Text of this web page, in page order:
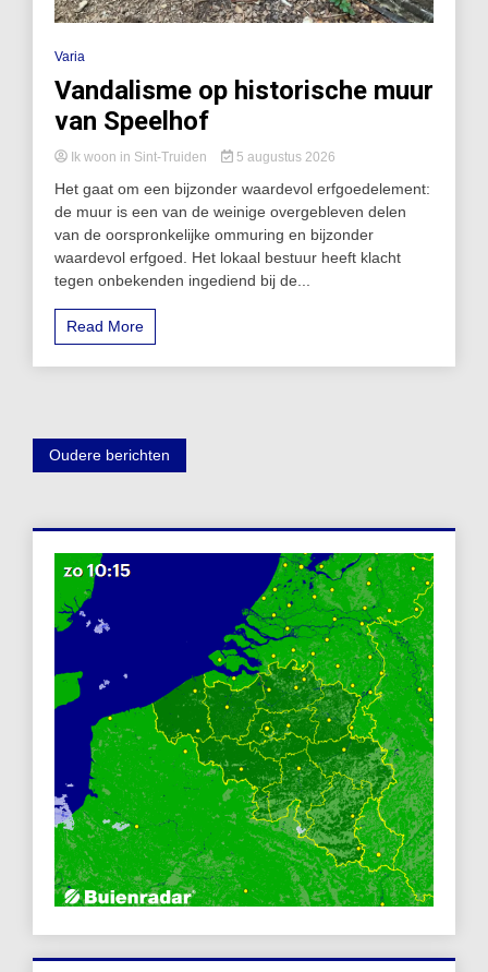
Varia
Vandalisme op historische muur
van Speelhof
Ik woon in Sint-Truiden 5 augustus 2026
Het gaat om een bijzonder waardevol erfgoedelement:
de muur is een van de weinige overgebleven delen
van de oorspronkelijke ommuring en bijzonder
waardevol erfgoed. Het lokaal bestuur heeft klacht
tegen onbekenden ingediend bij de...
Read More
Berichtennavigatie
Oudere berichten